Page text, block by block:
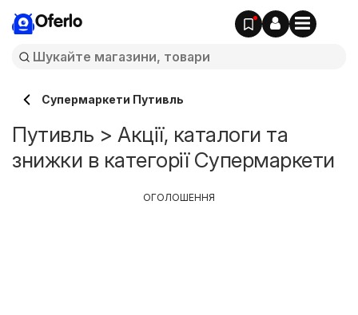
Oferlo
Супермаркети Путивль
Путивль > Акції, каталоги та
знижки в категорії Супермаркети
ОГОЛОШЕННЯ